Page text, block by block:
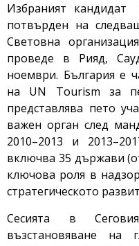
Избраният
потвърден на
Световна
проведе в Рияд,
ноември. България е
на UN Tourism за
представлява пето
важен орган след
2010–2013 и
включва 35 държави
ключова роля в
стратегическото
Сесията в
възстановяване на